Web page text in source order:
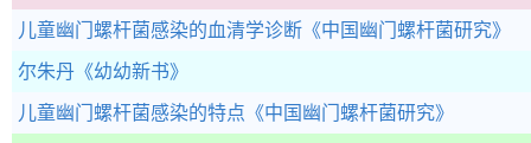
儿童幽门螺杆菌感染的血清学诊断 《中国幽门螺杆菌研究》
尔朱丹 《幼幼新书》
儿童幽门螺杆菌感染的特点 《中国幽门螺杆菌研究》